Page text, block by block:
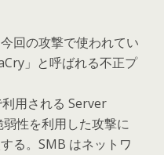
回の攻撃で使われてい
」と呼ばれる不正プ
用される Server
性を利用した攻撃に
る。SMB はネットワ